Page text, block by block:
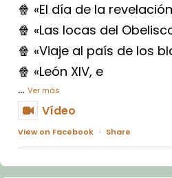
🍿 «El día de la
🍿 «Las locas del
🍿 «Viaje al país de los
🍿 «León XIV, e
... Ver más
Vídeo
View on Facebook · Share
Arquebisbat de